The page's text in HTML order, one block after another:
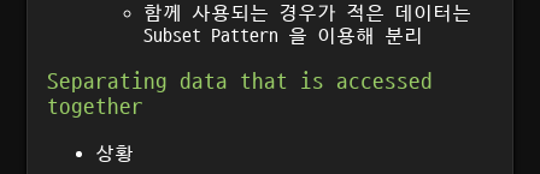
함께 사용되는 경우가 적은 데이터는
Subset Pattern 을 이용해 분리
Separating data that is accessed
together
상황